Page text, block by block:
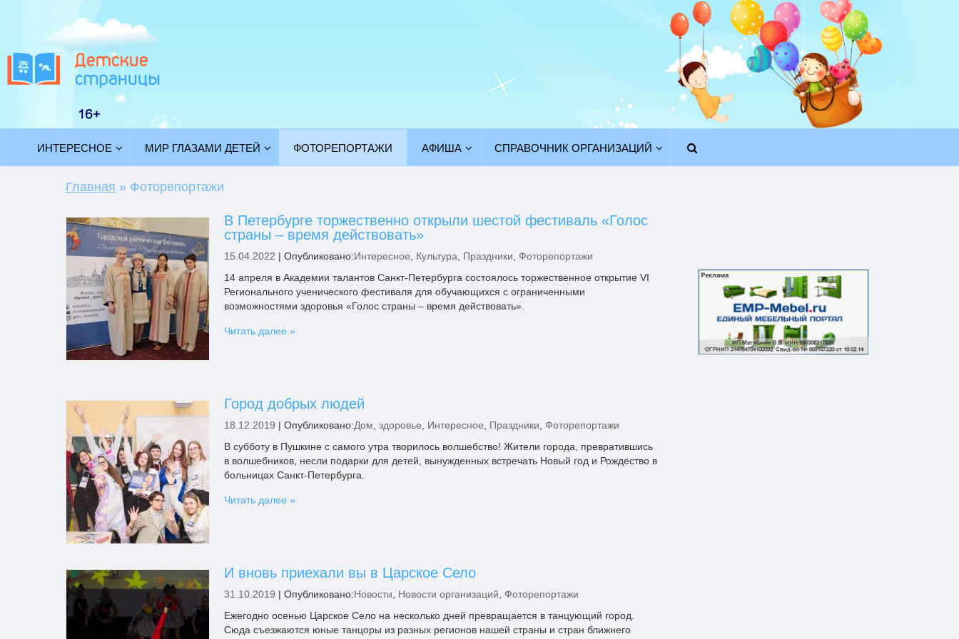
ИНТЕРЕСНОЕ МИР ГЛАЗАМИ ДЕТЕЙ ФОТОРЕПОРТАЖИ АФИША СПРАВОЧНИК ОРГАНИЗАЦИЙ
Главная » Фоторепортажи
В Петербурге торжественно открыли шестой фестиваль «Голос
страны – время действовать»
15.04.2022 | Опубликовано:Интересное Культура Праздники
Фоторепортажи
14 апреля в Академии талантов Санкт-Петербурга состоялось торжественное открытие VI
Регионального ученического фестиваля для обучающихся с ограниченными
возможностями здоровья «Голос страны – время действовать».
Читать далее »
Город добрых людей
18.12.2019 | Опубликовано:Дом здоровье Интересное Праздники
Фоторепортажи
В субботу в Пушкине с самого утра творилось волшебство! Жители города, превратившись
в волшебников, несли подарки для детей, вынужденных встречать Новый год и Рождество в
больницах Санкт-Петербурга.
Читать далее »
И вновь приехали вы в Царское Село
31.10.2019 | Опубликовано:Новости Новости организаций
Фоторепортажи
Ежегодно осенью Царское Село на несколько дней превращается в танцующий город.
Сюда съезжаются юные танцоры из разных регионов нашей страны и стран ближнего